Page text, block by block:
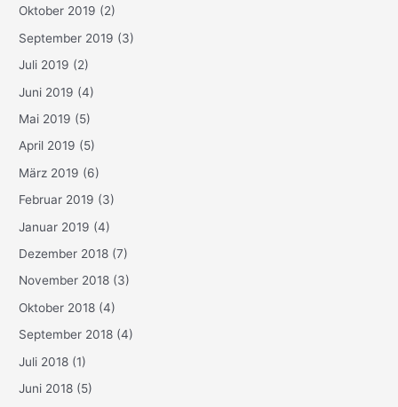
Oktober 2019 (2)
September 2019 (3)
Juli 2019 (2)
Juni 2019 (4)
Mai 2019 (5)
April 2019 (5)
März 2019 (6)
Februar 2019 (3)
Januar 2019 (4)
Dezember 2018 (7)
November 2018 (3)
Oktober 2018 (4)
September 2018 (4)
Juli 2018 (1)
Juni 2018 (5)